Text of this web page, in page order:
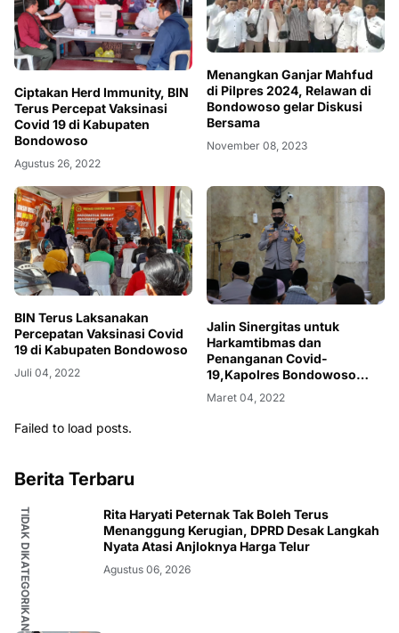
Ciptakan Herd Immunity, BIN
Terus Percepat Vaksinasi
Covid 19 di Kabupaten
Bondowoso
Agustus 26, 2022
Menangkan Ganjar Mahfud
di Pilpres 2024, Relawan di
Bondowoso gelar Diskusi
Bersama
November 08, 2023
BIN Terus Laksanakan
Percepatan Vaksinasi Covid
19 di Kabupaten Bondowoso
Juli 04, 2022
Jalin Sinergitas untuk
Harkamtibmas dan
Penanganan Covid-
19,Kapolres Bondowoso
Luncurkan Program SULING
Maret 04, 2022
Failed to load posts.
Berita Terbaru
TIDAK DIKATEGORIKAN
Rita Haryati Peternak Tak Boleh Terus
Menanggung Kerugian, DPRD Desak Langkah
Nyata Atasi Anjloknya Harga Telur
Agustus 06, 2026